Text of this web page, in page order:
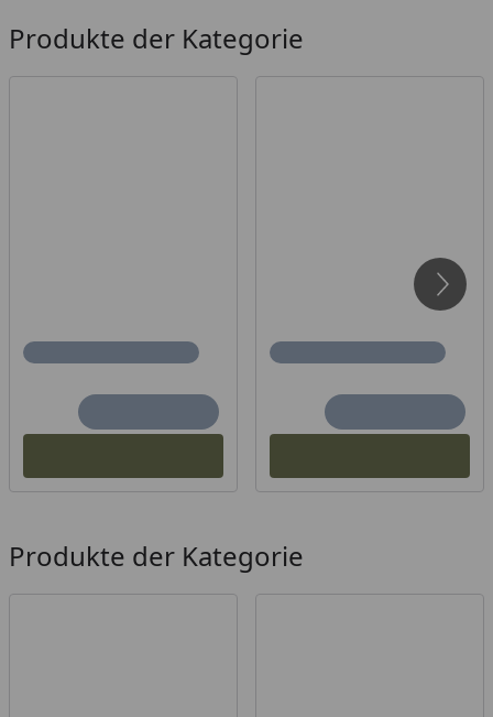
Produkte der Kategorie
Produkte der Kategorie